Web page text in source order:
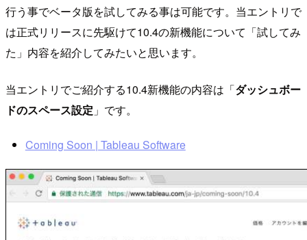
行う事でベータ版を試してみる事は可能です。当エントリで
は正式リリースに先駆けて10.4の新機能について「試してみ
た」内容を紹介してみたいと思います。
当エントリでご紹介する10.4新機能の内容は「ダッシュボー
ドのスペース設定 」です。
Coming Soon | Tableau Software